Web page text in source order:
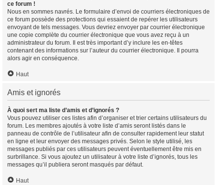
ce forum !
Nous en sommes navrés. Le formulaire d’envoi de courriers électroniques de
ce forum possède des protections qui essaient de repérer les utilisateurs
envoyant de tels messages. Vous devriez envoyer par courrier électronique
une copie complète du courrier électronique que vous avez reçu à un
administrateur du forum. Il est très important d’y inclure les en-têtes
contenant des informations sur l’auteur du courrier électronique. Il pourra
alors agir en conséquence.
Haut
Amis et ignorés
À quoi sert ma liste d’amis et d’ignorés ?
Vous pouvez utiliser ces listes afin d’organiser et trier certains utilisateurs du
forum. Les membres ajoutés à votre liste d’amis seront listés dans le
panneau de contrôle de l’utilisateur afin de consulter rapidement leur statut
en ligne et leur envoyer des messages privés. Selon le style utilisé, les
messages publiés par ces utilisateurs peuvent éventuellement être mis en
surbrillance. Si vous ajoutez un utilisateur à votre liste d’ignorés, tous les
messages qu’il publiera seront masqués par défaut.
Haut